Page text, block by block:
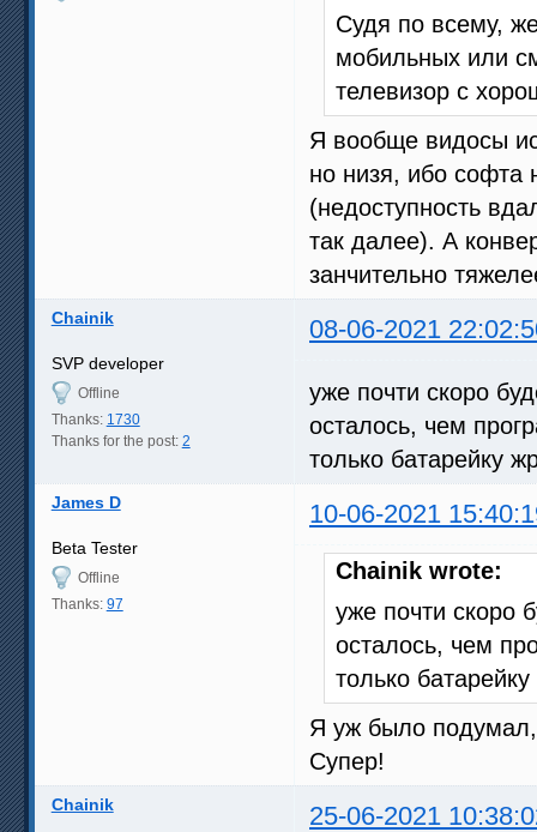
Судя по всему,
мобильных или
телевизор с
Я вообще видосы
но низя, ибо софта
(недоступность
так далее). А
занчительно
Chainik 08-06-2021
SVP developer
Offline
Thanks: 1730
Thanks for the post: 2
уже почти скоро
осталось, чем
только батарейку
James D 10-06-2021
Beta Tester
Offline
Thanks: 97
Chainik wrote:
уже почти скоро
осталось, чем
только
Я уж было подумал,
Супер!
Chainik 25-06-2021